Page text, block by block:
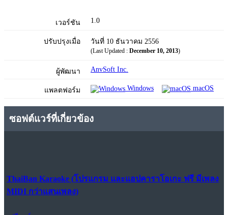
เวอร์ชัน 1.0
ปรับปรุงเมื่อ วันที่ 10 ธันวาคม 2556
(Last Updated : December 10, 2013)
ผู้พัฒนา AnvSoft Inc.
แพลตฟอร์ม Windows macOS
ซอฟต์แวร์ที่เกี่ยวข้อง
ThaiBan Karaoke (โปรแกรม และแอปคาราโอเกะ ฟรี มีเพลง
MIDI กว่าแสนเพลง)